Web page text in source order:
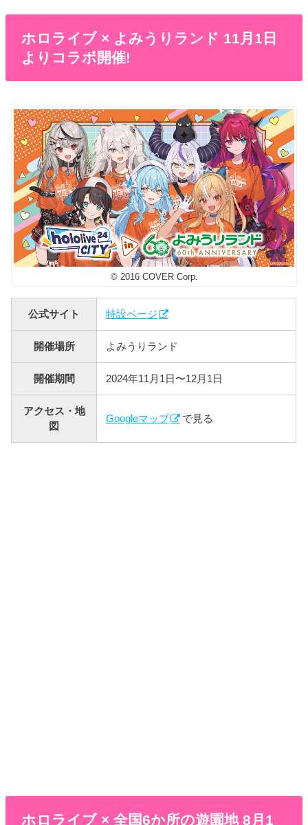
ホロライブ × よみうりランド 11月1日
よりコラボ開催!
© 2016 COVER Corp.
公式サイト 特設ページ
開催場所 よみうりランド
開催期間 2024年11月1日〜12月1日
アクセス・地
図
Googleマップ で見る
ホロライブ × 全国6か所の遊園地 8月1